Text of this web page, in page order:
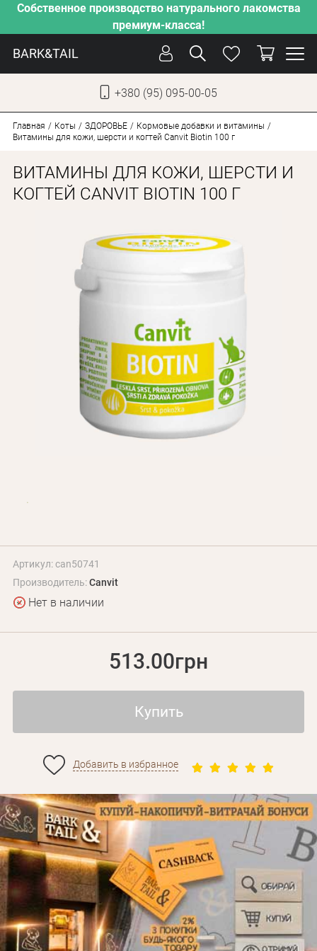
Собственное производство натурального лакомства
премиум-класса!
BARK&TAIL
+380 (95) 095-00-05
УХОД
ЗАБОТА
НАШЕ ПРОИЗВОДСТВО
Оплата и доставка
Программа лояльности
О Нас
Оптовым клиентам
Контакты
Главная Коты ЗДОРОВЬЕ
Кормовые добавки и витамины
Витамины для кожи, шерсти и когтей Canvit Biotin 100 г
ВИТАМИНЫ ДЛЯ КОЖИ, ШЕРСТИ И
КОГТЕЙ CANVIT BIOTIN 100 Г
Артикул: can50741
Производитель:Canvit
Нет в наличии
513.00грн
Купить
Добавить в избранное